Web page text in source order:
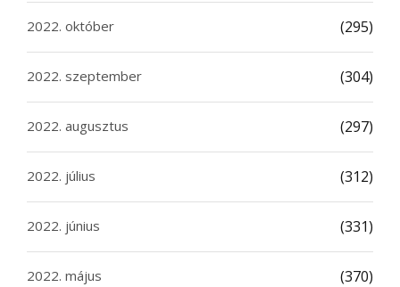
2022. október (295)
2022. szeptember (304)
2022. augusztus (297)
2022. július (312)
2022. június (331)
2022. május (370)